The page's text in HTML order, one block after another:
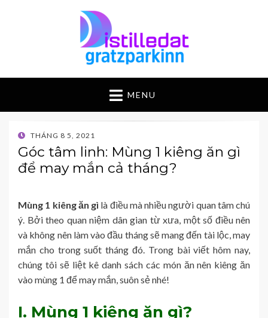
MENU
POSTED
ON
THÁNG 8 5, 2021
Góc tâm linh: Mùng 1 kiêng ăn gì
để may mắn cả tháng?
Mùng 1 kiêng ăn gì là điều mà nhiều người quan tâm chú
ý. Bởi theo quan niệm dân gian từ xưa, một số điều nên
và không nên làm vào đầu tháng sẽ mang đến tài lộc, may
mắn cho trong suốt tháng đó. Trong bài viết hôm nay,
chúng tôi sẽ liệt kê danh sách các món ăn nên kiêng ăn
vào mùng 1 để may mắn, suôn sẻ nhé!
I. Mùng 1 kiêng ăn gì?